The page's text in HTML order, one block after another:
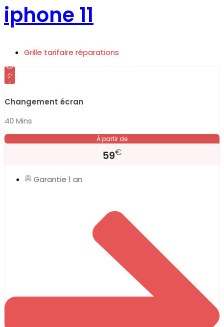
iphone 11
Grille tarifaire réparations
Changement écran
40 Mins
À partir de
59€
Garantie 1 an